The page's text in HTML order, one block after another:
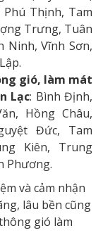
Thịnh, Tam
Trưng, Tuân
Ninh, Vĩnh Sơn,
gió, làm mát
Lạc: Bình Định,
Hồng Châu,
Đức, Tam
Kiên, Trung
Phương.
và cảm nhận
lâu bền cũng
gió làm